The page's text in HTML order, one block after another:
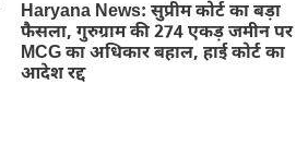
Haryana News: सुप्रीम कोर्ट का बड़ा
फैसला, गुरुग्राम की 274 एकड़ जमीन पर
MCG का अधिकार बहाल, हाई कोर्ट का
आदेश रद्द